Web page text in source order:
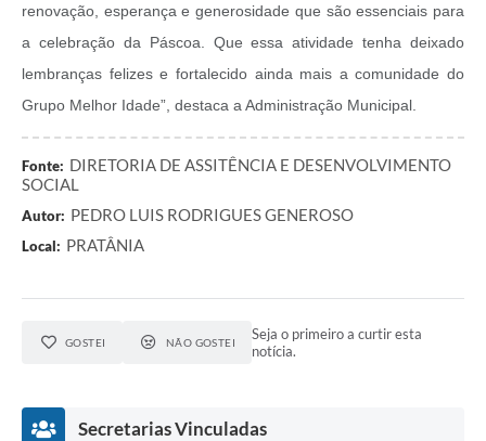
renovação, esperança e generosidade que são essenciais para
a celebração da Páscoa. Que essa atividade tenha deixado
lembranças felizes e fortalecido ainda mais a comunidade do
Grupo Melhor Idade”, destaca a Administração Municipal.
Fonte: DIRETORIA DE ASSITÊNCIA E DESENVOLVIMENTO
SOCIAL
Autor: PEDRO LUIS RODRIGUES GENEROSO
Local: PRATÂNIA
GOSTEI NÃO GOSTEI
Seja o primeiro a curtir esta
notícia.
Secretarias Vinculadas